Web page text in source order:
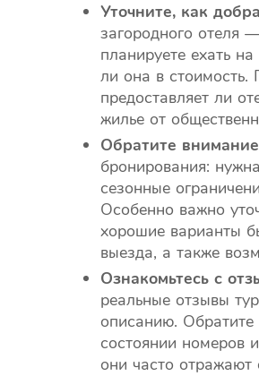
Уточните, как
загородного отеля
планируете ехать
ли она в стоимость.
предоставляет ли
жилье от
Обратите
бронирования:
сезонные
Особенно важно
хорошие варианты
выезда, а также
Ознакомьтесь с
реальные отзывы
описанию. Обратите
состоянии номеров
они часто